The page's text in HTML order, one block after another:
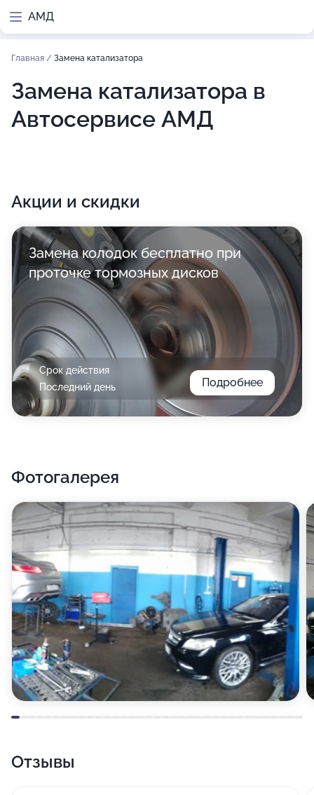
АМД
Главная / Замена катализатора
Замена катализатора в
Автосервисе АМД
Акции и скидки
Замена колодок бесплатно при
проточке тормозных дисков
Срок действия
Последний день
Подробнее
Фотогалерея
Отзывы